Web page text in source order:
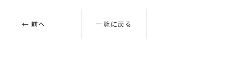
← 前へ 一覧に戻る